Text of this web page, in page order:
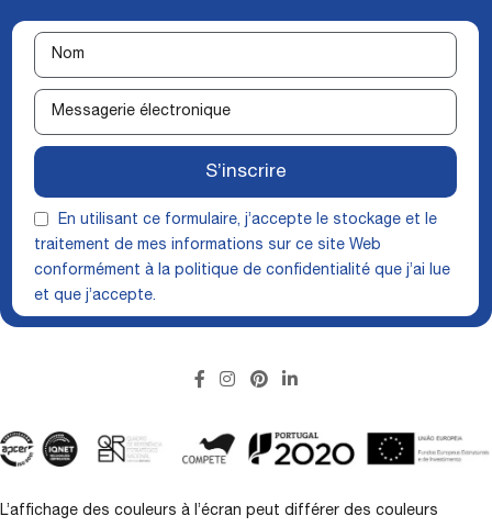
En utilisant ce formulaire, j’accepte le stockage et le
traitement de mes informations sur ce site Web
conformément à la politique de confidentialité que j’ai lue
et que j’accepte.
S’inscrire
L’affichage des couleurs à l’écran peut différer des couleurs